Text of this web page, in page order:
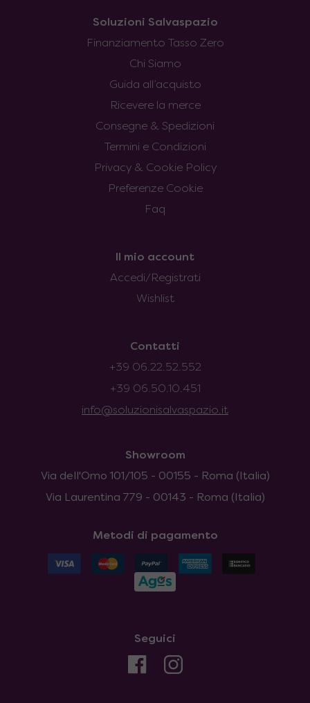
Soluzioni Salvaspazio
Finanziamento Tasso Zero
Chi Siamo
Guida all’acquisto
Ricevere la merce
Consegne & Spedizioni
Termini e Condizioni
Privacy & Cookie Policy
Preferenze Cookie
Faq
Il mio account
Accedi/Registrati
Wishlist
Contatti
+39 06.22.52.552
+39 06.50.10.451
info@soluzionisalvaspazio.it
Showroom
Via dell'Omo 101/105 - 00155 - Roma (Italia)
Via Laurentina 779 - 00143 - Roma (Italia)
Metodi di pagamento
Seguici